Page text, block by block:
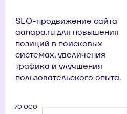
SEO-продвижение сайта
aanapa.ru для повышения
позиций в поисковых
системах, увеличения
трафика и улучшения
пользовательского опыта.